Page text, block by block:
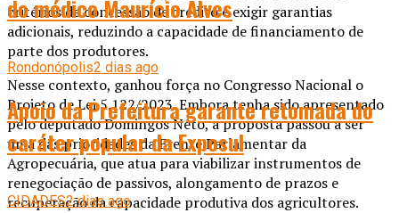
critérios de concessão de crédito e exigir garantias
adicionais, reduzindo a capacidade de financiamento de
parte dos produtores.
Nesse contexto, ganhou força no Congresso Nacional o
Projeto de Lei 5.122/2023. Embora tenha sido apresentado
pelo deputado Domingos Neto, a proposta passou a ser
uma das prioridades da Frente Parlamentar da
Agropecuária, que atua para viabilizar instrumentos de
renegociação de passivos, alongamento de prazos e
recuperação da capacidade produtiva dos agricultores.
do médico Maurício Alves
Rondonópolis2 dias ago
Apoio da Prefeitura garante retomada do
caráter popular da Exposul
CIDADES2 dias ago